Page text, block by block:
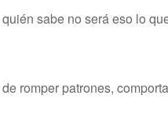
sabe no será eso lo
romper patrones,